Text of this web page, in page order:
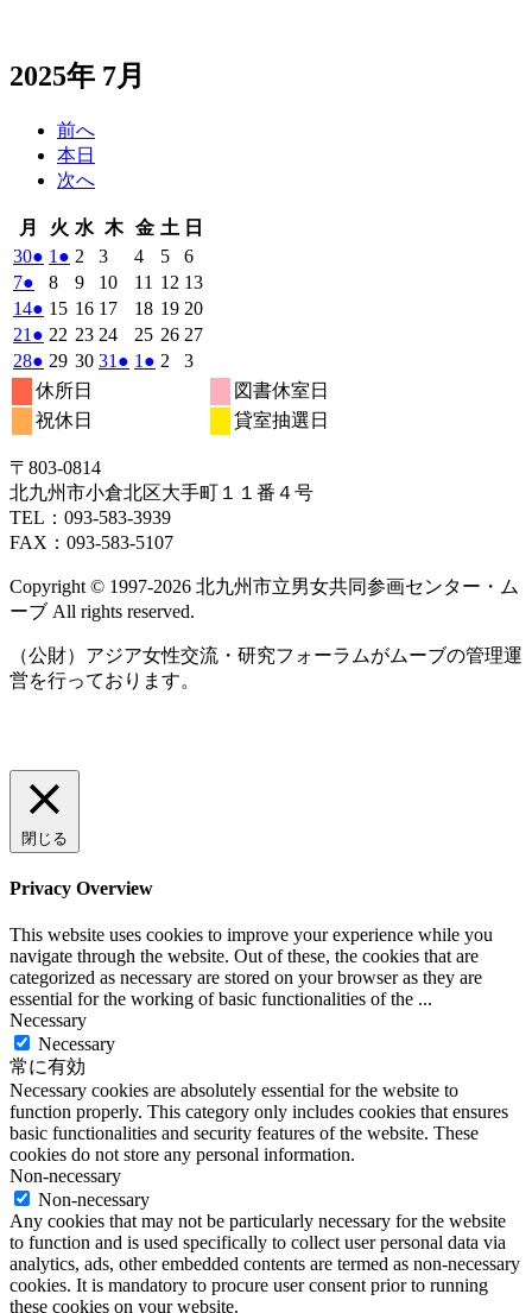
2025年 7月
前へ
本日
次へ
月
月
曜
日
火 火
曜
日
水 水
曜
日
木木
曜
日
金金
曜
日
土 土
曜
日
日
302025
年
6
月
30
日
● (1
件
の
イ
ベ
ン
ト)
1 2025
年
7
月
1
日
● (1
件
の
イ
ベ
ン
ト)
2 2025
年
7
月
2
日
32025
年
7
月
3
日
42025
年
7
月
4
日
52025
年
7
月
5
日
62025
年
7
月
6
日
72025
年
7
月
7
日
●
件
の
イ
ベ
ン
ト)
82025
年
7
月
8
日
92025
年
7
月
9
日
102025
年
10
11 2025
年
月
11
12 2025
年
7
月
12
132025
年
7
13
142025
年
7
月
14
日
● (1
件
の
イ
ベ
ン
152025
年
7
15
日
162025
年
7
月
172025
7
月
182025
年
月
192025
年
7
202025
年
月
21 2025
年
7
月
21
● (1
件
の
イ
ベ
ト)
22 2025
年
7
月
22
232025
年
242025
年
252025
年
262025
年
272025
7
月
282025
年
7
月
日
● (1
件
の
イ
ベ
ン
ト)
292025
年
7
月
日
302025
日
31 2025
● (1
ン
ト)
1 2025
● (1
ン
ト)
2 2025
32025
年
休所日
図書休室日
祝休日
貸室抽選日
〒803‐0814
北九州市小倉北区大手町１１番４号
TEL：093‐583‐3939
FAX：093‐583‐5107
Copyright © 1997‐2026 北九州市立男女共同参画センター・ム
ーブ All rights reserved.
（公財）アジア女性交流・研究フォーラムがムーブの管理運
営を行っております。
閉じる
Privacy Overview
This website uses cookies to improve your experience while you
navigate through the website. Out of these, the cookies that are
categorized as necessary are stored on your browser as they are
essential for the working of basic functionalities of the ...
Necessary
Necessary
常に有効
Necessary cookies are absolutely essential for the website to
function properly. This category only includes cookies that ensures
basic functionalities and security features of the website. These
cookies do not store any personal information.
Non-necessary
Non-necessary
Any cookies that may not be particularly necessary for the website
to function and is used specifically to collect user personal data via
analytics, ads, other embedded contents are termed as non-necessary
cookies. It is mandatory to procure user consent prior to running
these cookies on your website.